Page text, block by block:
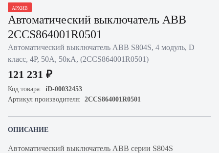
АРХИВ
Автоматический выключатель ABB
2CCS864001R0501
Автоматический выключатель ABB S804S, 4 модуль, D
класс, 4P, 50А, 50кА, (2CCS864001R0501)
121 231 ₽
Код товара: iD-00032453
Артикул производителя: 2CCS864001R0501
ОПИСАНИЕ
Автоматический выключатель ABB серии S804S